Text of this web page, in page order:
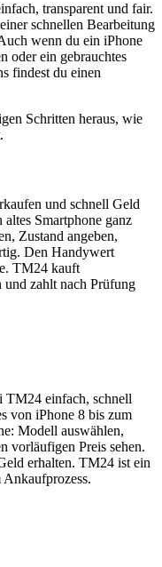
transparent und fair.
schnellen Bearbeitung
wenn du ein iPhone
oder ein gebrauchtes
findest du einen
Schritten heraus, wie
und schnell Geld
Smartphone ganz
Zustand angeben,
Den Handywert
TM24 kauft
und zahlt nach Prüfung
TM24 einfach, schnell
von iPhone 8 bis zum
Modell auswählen,
vorläufigen Preis sehen.
erhalten. TM24 ist ein
Ankaufprozess.